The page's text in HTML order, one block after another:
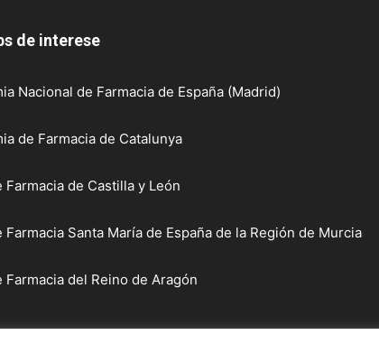
de interese
Nacional de Farmacia de España (Madrid)
de Farmacia de Catalunya
Farmacia de Castilla y León
Farmacia Santa María de España de la Región de Murcia
Farmacia del Reino de Aragón